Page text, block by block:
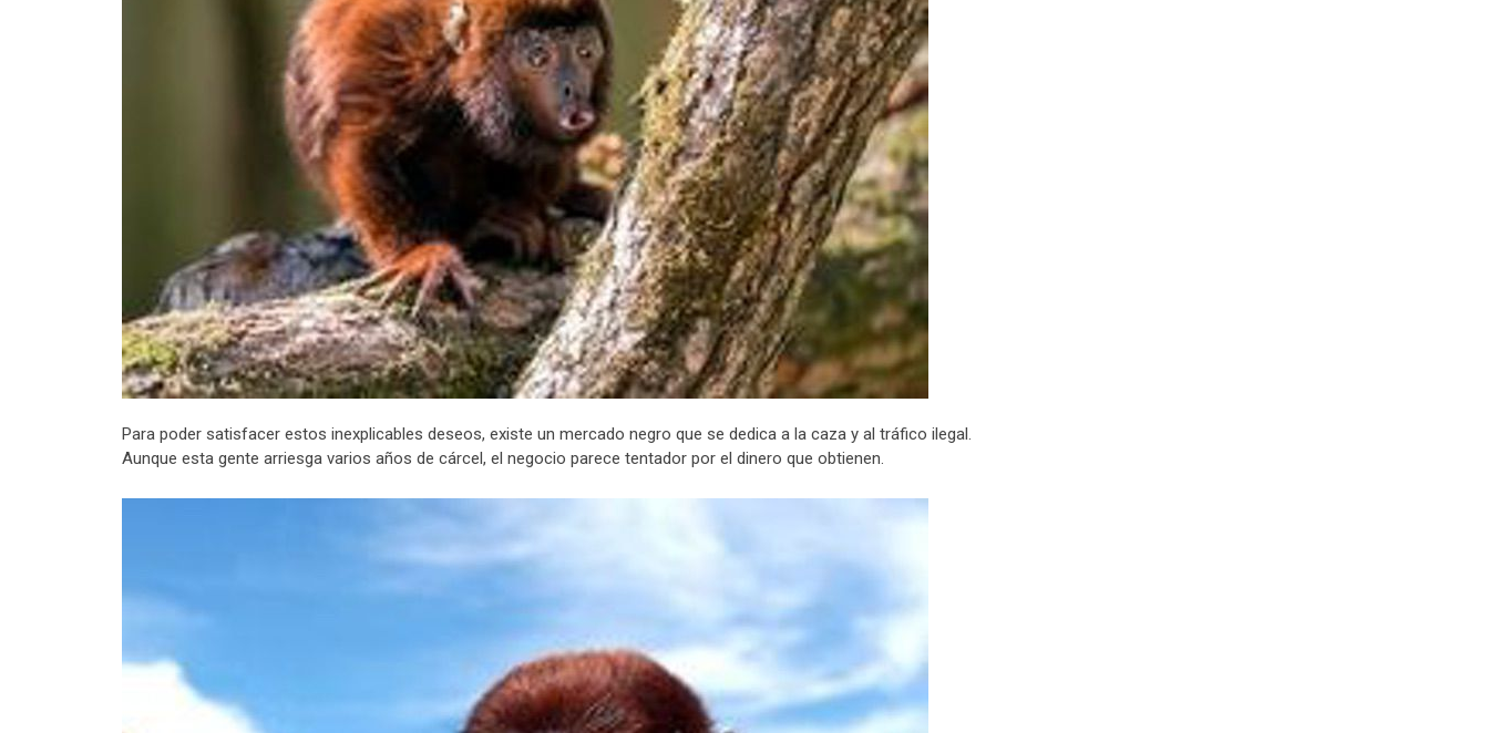
Para poder satisfacer estos inexplicables deseos, existe un mercado negro que se dedica a la caza y al tráfico ilegal.
Aunque esta gente arriesga varios años de cárcel, el negocio parece tentador por el dinero que obtienen.